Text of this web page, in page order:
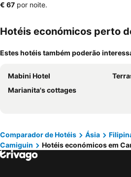
‎€ 67 por noite.
Hotéis económicos perto
Estes hotéis também poderão
Mabini Hotel
Marianita's cottages
Comparador de Hotéis Ásia
Camiguin
Hotéis económicos em